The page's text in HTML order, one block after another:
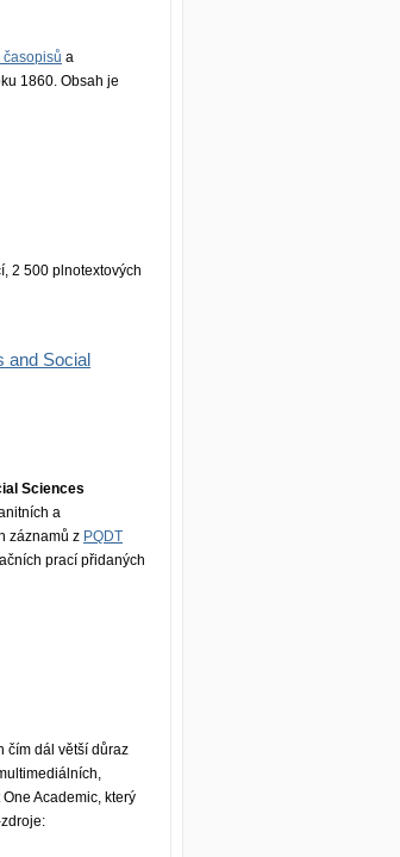
a
1860. Obsah je
2 500 plnotextových
and Social
Sciences
a
záznamů z PQDT
prací přidaných
čím dál větší důraz
Academic, který